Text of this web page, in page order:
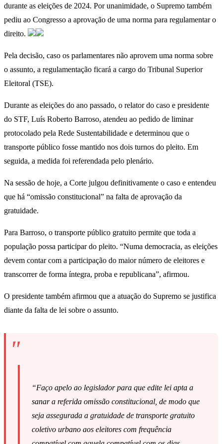
durante as eleições de 2024. Por unanimidade, o Supremo também
pediu ao Congresso a aprovação de uma norma para regulamentar o
direito.
Pela decisão, caso os parlamentares não aprovem uma norma sobre
o assunto, a regulamentação ficará a cargo do Tribunal Superior
Eleitoral (TSE).
Durante as eleições do ano passado, o relator do caso e presidente
do STF, Luís Roberto Barroso, atendeu ao pedido de liminar
protocolado pela Rede Sustentabilidade e determinou que o
transporte público fosse mantido nos dois turnos do pleito. Em
seguida, a medida foi referendada pelo plenário.
Na sessão de hoje, a Corte julgou definitivamente o caso e entendeu
que há “omissão constitucional” na falta de aprovação da
gratuidade.
Para Barroso, o transporte público gratuito permite que toda a
população possa participar do pleito. “Numa democracia, as eleições
devem contar com a participação do maior número de eleitores e
transcorrer de forma íntegra, proba e republicana”, afirmou.
O presidente também afirmou que a atuação do Supremo se justifica
diante da falta de lei sobre o assunto.
“Faço apelo ao legislador para que edite lei apta a
sanar a referida omissão constitucional, de modo que
seja assegurada a gratuidade de transporte gratuito
coletivo urbano aos eleitores com frequência